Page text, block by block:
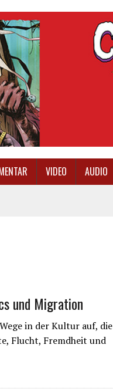
VIDEO AUDIO
und Migration
in der Kultur auf, die
Flucht, Fremdheit und